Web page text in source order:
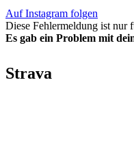
Auf Instagram folgen
Diese Fehlermeldung ist nur
Es gab ein Problem mit
Strava